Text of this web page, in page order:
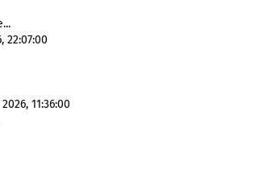
22:07:00
11:36:00